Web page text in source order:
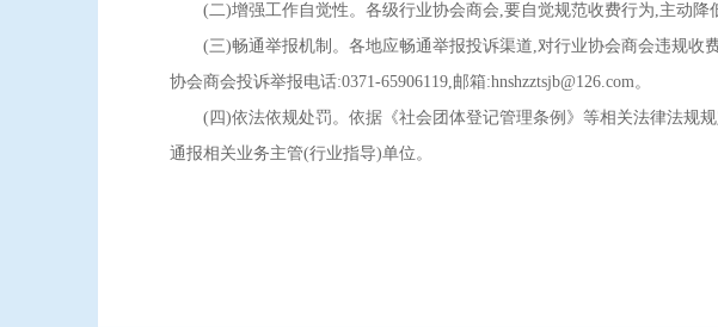
(二)增强工作自觉性。各级行业协会商会,要自觉规范收费行为,主动降
(三)畅通举报机制。各地应畅通举报投诉渠道,对行业协会商会违规收
协会商会投诉举报电话:0371-65906119,邮箱:hnshzztsjb@126.com。
(四)依法依规处罚。依据《社会团体登记管理条例》等相关法律法规规
通报相关业务主管(行业指导)单位。